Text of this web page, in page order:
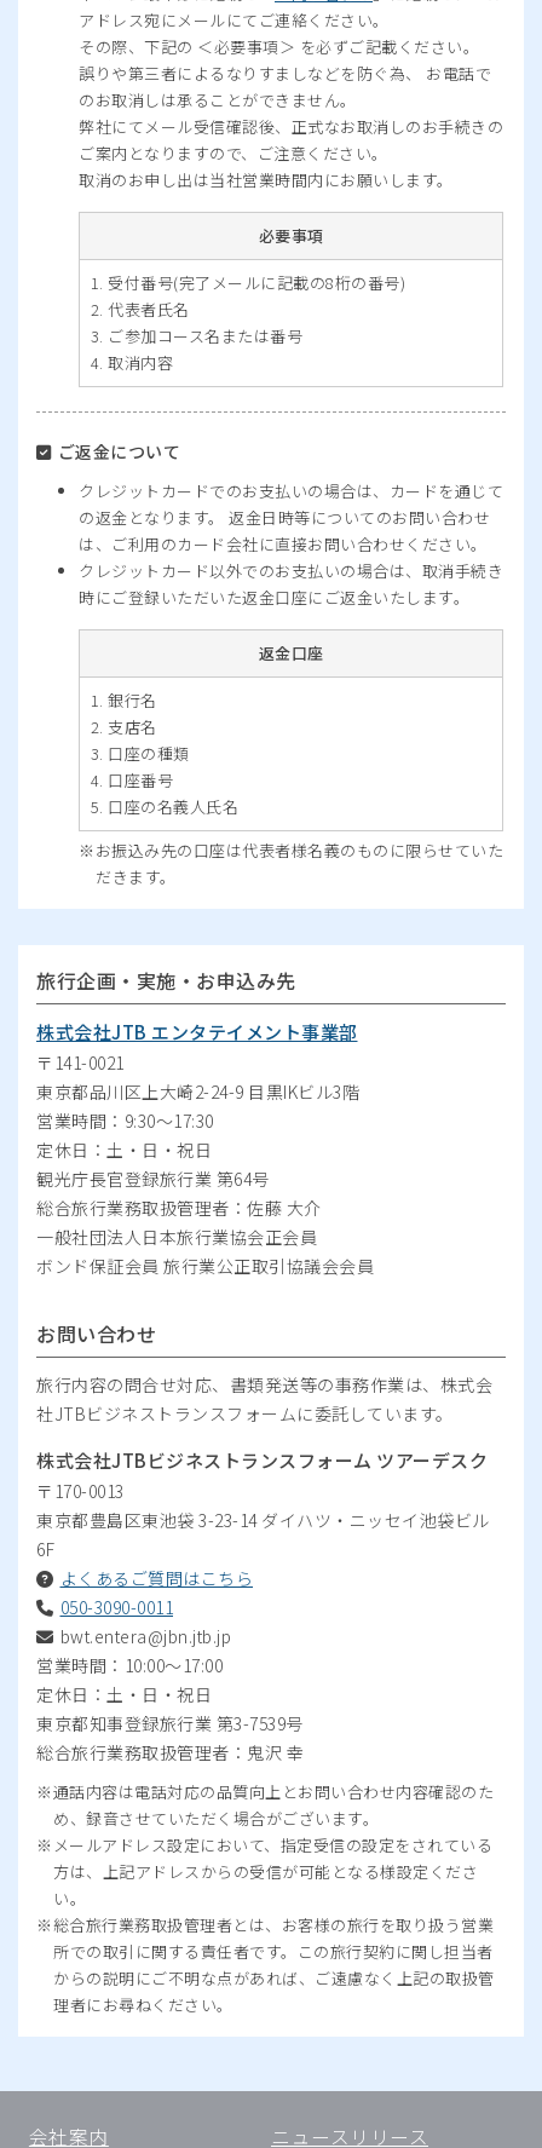
アドレス宛にメールにてご連絡ください。
その際、下記の ＜必要事項＞ を必ずご記載ください。
誤りや第三者によるなりすましなどを防ぐ為、 お電話で
のお取消しは承ることができません。
弊社にてメール受信確認後、正式なお取消しのお手続きの
ご案内となりますので、ご注意ください。
取消のお申し出は当社営業時間内にお願いします。
必要事項
受付番号(完了メールに記載の8桁の番号)
代表者氏名
ご参加コース名または番号
取消内容
ご返金について
クレジットカードでのお支払いの場合は、カードを通じて
の返金となります。 返金日時等についてのお問い合わせ
は、ご利用のカード会社に直接お問い合わせください。
クレジットカード以外でのお支払いの場合は、取消手続き
時にご登録いただいた返金口座にご返金いたします。
返金口座
銀行名
支店名
口座の種類
口座番号
口座の名義人氏名
お振込み先の口座は代表者様名義のものに限らせていた
だきます。
旅行企画・実施・お申込み先
株式会社JTB エンタテイメント事業部
〒141-0021
東京都品川区上大崎2-24-9 目黒IKビル3階
営業時間：9:30～17:30
定休日：土・日・祝日
観光庁長官登録旅行業 第64号
総合旅行業務取扱管理者：佐藤 大介
一般社団法人日本旅行業協会正会員
ボンド保証会員 旅行業公正取引協議会会員
お問い合わせ
旅行内容の問合せ対応、書類発送等の事務作業は、株式会
社JTBビジネストランスフォームに委託しています。
株式会社JTBビジネストランスフォーム ツアーデスク
〒170-0013
東京都豊島区東池袋 3-23-14 ダイハツ・ニッセイ池袋ビル
6F
よくあるご質問はこちら
050-3090-0011
bwt.entera@jbn.jtb.jp
営業時間：10:00～17:00
定休日：土・日・祝日
東京都知事登録旅行業 第3-7539号
総合旅行業務取扱管理者：鬼沢 幸
通話内容は電話対応の品質向上とお問い合わせ内容確認のた
め、録音させていただく場合がございます。
メールアドレス設定において、指定受信の設定をされている
方は、上記アドレスからの受信が可能となる様設定くださ
い。
総合旅行業務取扱管理者とは、お客様の旅行を取り扱う営業
所での取引に関する責任者です。この旅行契約に関し担当者
からの説明にご不明な点があれば、ご遠慮なく上記の取扱管
理者にお尋ねください。
会社案内 ニュースリリース